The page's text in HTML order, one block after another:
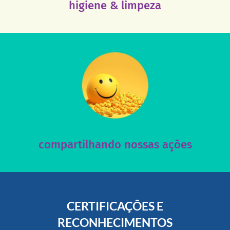
higiene & limpeza
compartilhando nossas ações
Acesse nossas redes sociais e nos ajude compartilhando
nossos posts e nosso site!
acesse nosso instagram
CERTIFICAÇÕES E
RECONHECIMENTOS